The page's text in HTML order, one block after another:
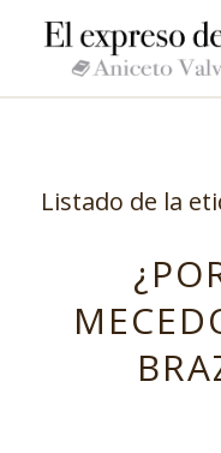
Listado de la